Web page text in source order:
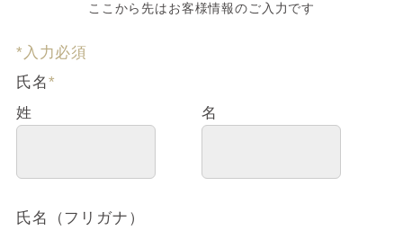
ここから先はお客様情報のご入力です
*入力必須
氏名*
姓
名
氏名（フリガナ）